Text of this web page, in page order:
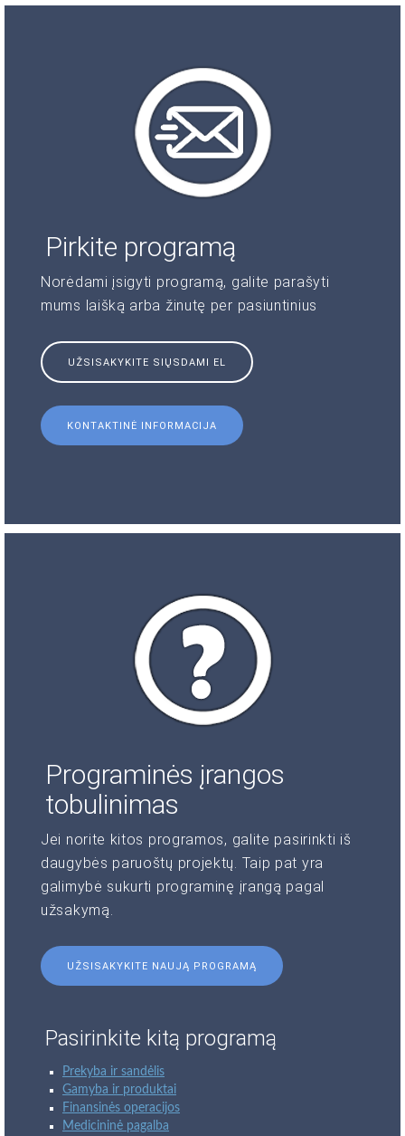
Pirkite programą
Norėdami įsigyti programą, galite parašyti
mums laišką arba žinutę per pasiuntinius
UŽSISAKYKITE SIŲSDAMI EL
KONTAKTINĖ INFORMACIJA
Programinės įrangos
tobulinimas
Jei norite kitos programos, galite pasirinkti iš
daugybės paruoštų projektų. Taip pat yra
galimybė sukurti programinę įrangą pagal
užsakymą.
UŽSISAKYKITE NAUJĄ PROGRAMĄ
Pasirinkite kitą programą
Prekyba ir sandėlis
Gamyba ir produktai
Finansinės operacijos
Medicininė pagalba